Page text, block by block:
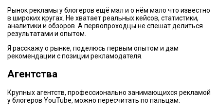
Рынок рекламы у блогеров ещё мал и о нём мало что известно
в широких кругах. Не хватает реальных кейсов, статистики,
аналитики и обзоров. А первопроходцы не спешат делиться
результатами и опытом.
Я расскажу о рынке, поделюсь первым опытом и дам
рекомендации с позиции рекламодателя.
Агентства
Крупных агентств, профессионально занимающихся рекламой
у блогеров YouTube, можно пересчитать по пальцам: